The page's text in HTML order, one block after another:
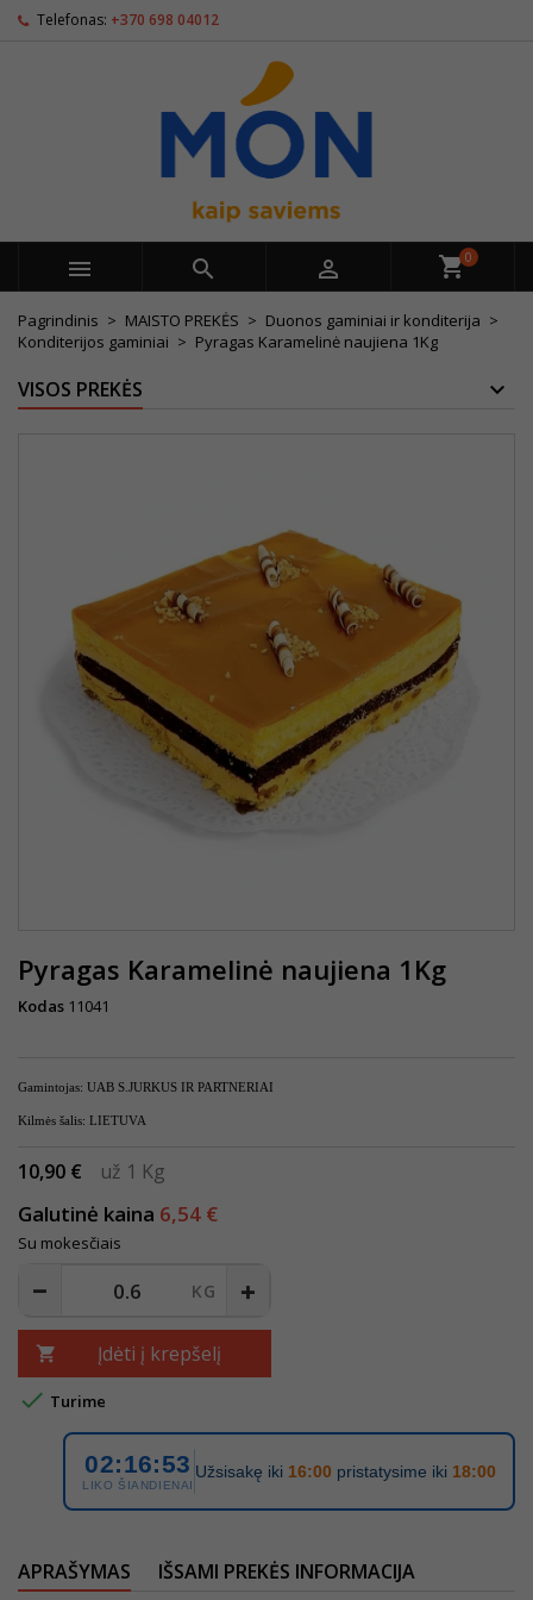
Telefonas: +370 698 04012
   0
Pagrindinis MAISTO PREKĖS
Duonos gaminiai ir konditerija
Konditerijos gaminiai
Pyragas Karamelinė naujiena 1Kg
VISOS PREKĖS
Pyragas Karamelinė naujiena 1Kg
Kodas 11041
Gamintojas: UAB S.JURKUS IR PARTNERIAI
Kilmės šalis: LIETUVA
10,90 € už 1 Kg
Galutinė kaina 6,54 €
Su mokesčiais
 Įdėti į krepšelį
 Turime
02:16:53
LIKO ŠIANDIENAI
Užsisakę iki 16:00 pristatysime iki 18:00
APRAŠYMAS IŠSAMI PREKĖS INFORMACIJA